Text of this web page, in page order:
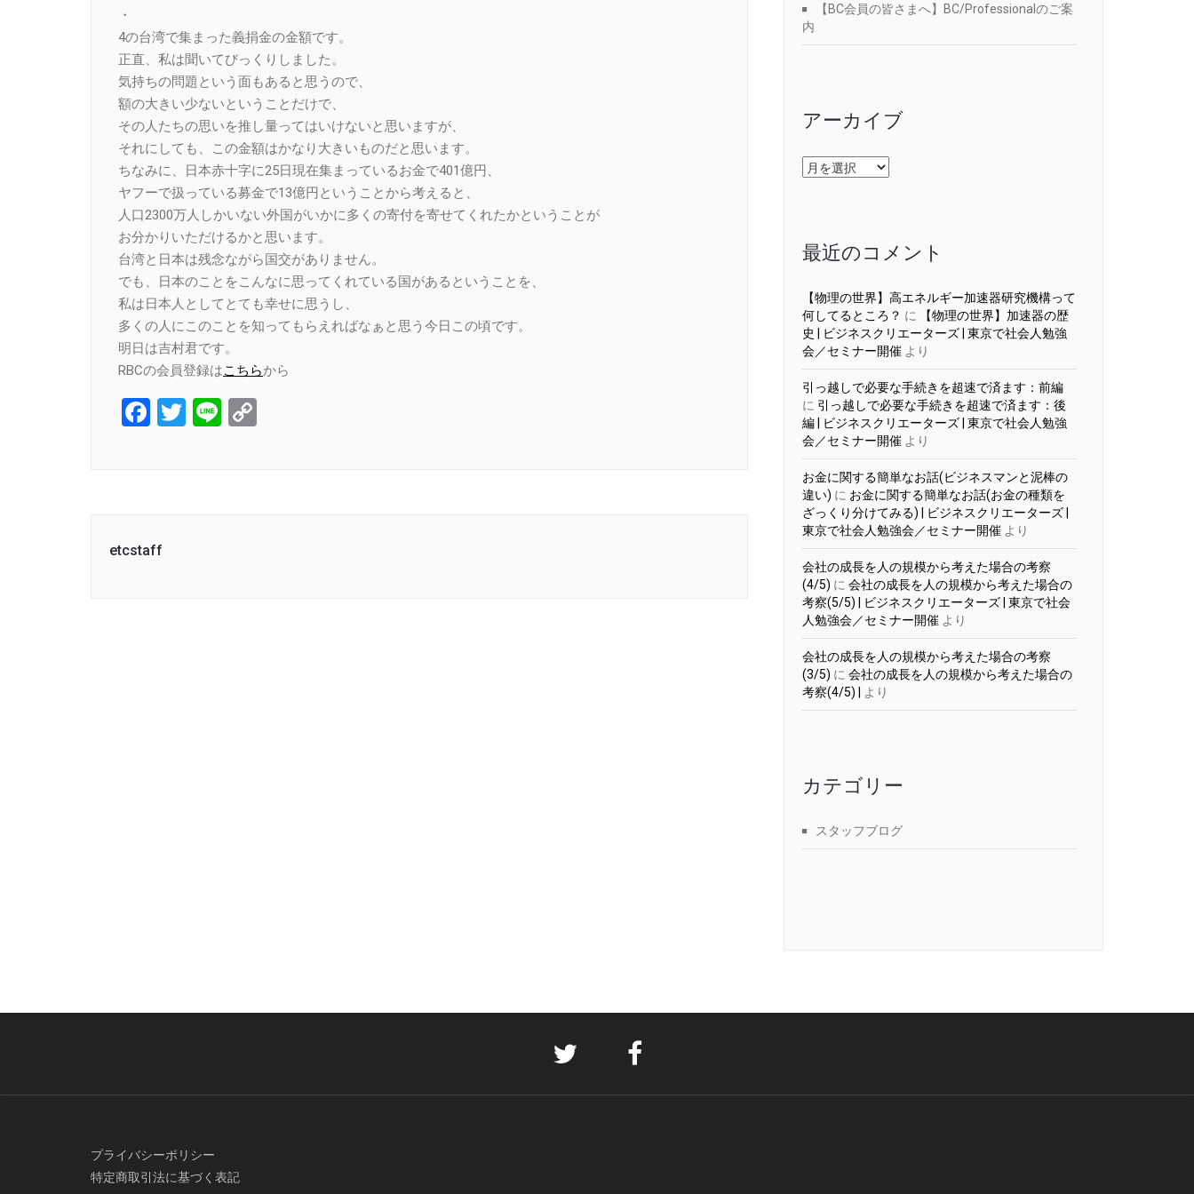
・
4の台湾で集まった義捐金の金額です。
正直、私は聞いてびっくりしました。
気持ちの問題という面もあると思うので、
額の大きい少ないということだけで、
その人たちの思いを推し量ってはいけないと思いますが、
それにしても、この金額はかなり大きいものだと思います。
ちなみに、日本赤十字に25日現在集まっているお金で401億円、
ヤフーで扱っている募金で13億円ということから考えると、
人口2300万人しかいない外国がいかに多くの寄付を寄せてくれたかということが
お分かりいただけるかと思います。
台湾と日本は残念ながら国交がありません。
でも、日本のことをこんなに思ってくれている国があるということを、
私は日本人としてとても幸せに思うし、
多くの人にこのことを知ってもらえればなぁと思う今日この頃です。
明日は吉村君です。
RBCの会員登録はこちらから
Facebook
Twitter
Line
etcstaff
【BC会員の皆さまへ】BC/Professionalのご案
内
アーカイブ
ア
ー
最近のコメント
【物理の世界】高エネルギー加速器研究機構って
何してるところ？ に
【物理の世界】加速器の歴
史 | ビジネスクリエーターズ | 東京で社会人勉強
会／セミナー開催 より
引っ越しで必要な手続きを超速で済ます：前編
に 引っ越しで必要な手続きを超速で済ます：後
編 | ビジネスクリエーターズ | 東京で社会人勉強
会／セミナー開催 より
お金に関する簡単なお話(ビジネスマンと泥棒の
違い) に お金に関する簡単なお話(お金の種類を
ざっくり分けてみる) | ビジネスクリエーターズ |
東京で社会人勉強会／セミナー開催 より
会社の成長を人の規模から考えた場合の考察
(4/5) に 会社の成長を人の規模から考えた場合の
考察(5/5) | ビジネスクリエーターズ | 東京で社会
人勉強会／セミナー開催 より
会社の成長を人の規模から考えた場合の考察
(3/5) に 会社の成長を人の規模から考えた場合の
考察(4/5) |
より
カテゴリー
スタッフブログ
プライバシーポリシー
特定商取引法に基づく表記